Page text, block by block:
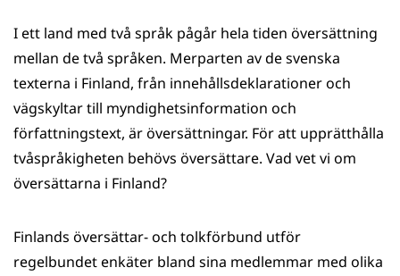
WhatsAppFacebook
TwitterLinkedIn
I ett land med två språk pågår hela tiden översättning
mellan de två språken. Merparten av de svenska
texterna i Finland, från innehållsdeklarationer och
vägskyltar till myndighetsinformation och
författningstext, är översättningar. För att upprätthålla
tvåspråkigheten behövs översättare. Vad vet vi om
översättarna i Finland?
Finlands översättar- och tolkförbund utför
regelbundet enkäter bland sina medlemmar med olika